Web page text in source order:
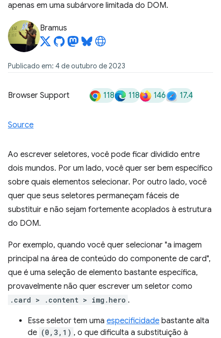
apenas em uma subárvore limitada do DOM.
Bramus
Publicado em: 4 de outubro de 2023
Browser Support 118 118 146 17.4
Source
Ao escrever seletores, você pode ficar dividido entre
dois mundos. Por um lado, você quer ser bem específico
sobre quais elementos selecionar. Por outro lado, você
quer que seus seletores permaneçam fáceis de
substituir e não sejam fortemente acoplados à estrutura
do DOM.
Por exemplo, quando você quer selecionar "a imagem
principal na área de conteúdo do componente de card",
que é uma seleção de elemento bastante específica,
provavelmente não quer escrever um seletor como
.card > .content > img.hero .
Esse seletor tem uma especificidade bastante alta
de (0,3,1) , o que dificulta a substituição à